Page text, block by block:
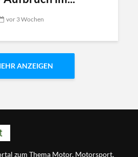
vor 3 Wochen
ANZEIGEN
zum Thema Motor, Motorsport,